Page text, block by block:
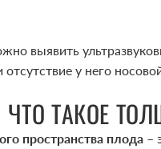
выявить
у него
ЧТО ТАКОЕ
пространства плода –